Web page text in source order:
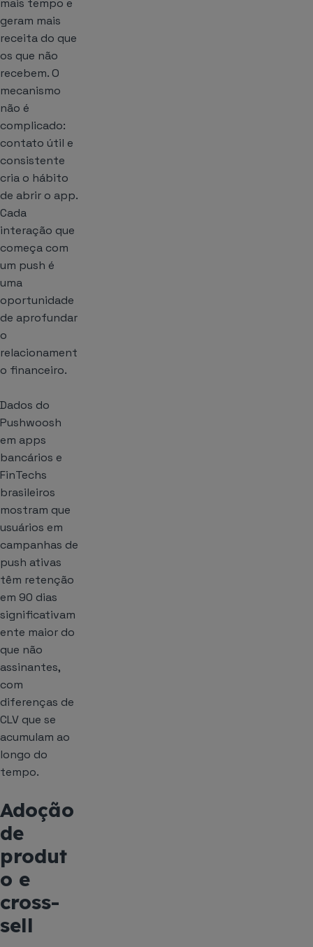
mais tempo e
geram mais
receita do que
os que não
recebem. O
mecanismo
não é
complicado:
contato útil e
consistente
cria o hábito
de abrir o app.
Cada
interação que
começa com
um push é
uma
oportunidade
de aprofundar
o
relacionament
o financeiro.
Dados do
Pushwoosh
em apps
bancários e
FinTechs
brasileiros
mostram que
usuários em
campanhas de
push ativas
têm retenção
em 90 dias
significativam
ente maior do
que não
assinantes,
com
diferenças de
CLV que se
acumulam ao
longo do
tempo.
Adoção
de
produt
o e
cross-
sell